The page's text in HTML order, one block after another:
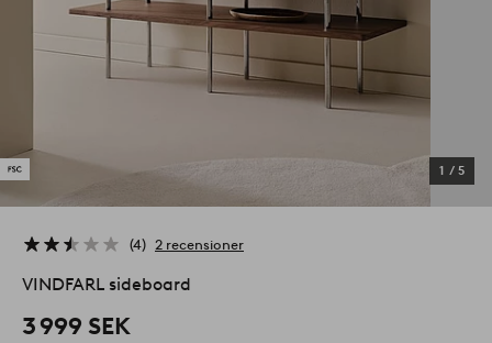
1 / 5
4 2 recensioner
VINDFARL sideboard
3 999 SEK